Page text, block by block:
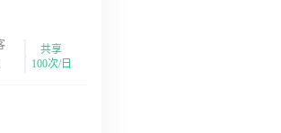
共享
100次/日